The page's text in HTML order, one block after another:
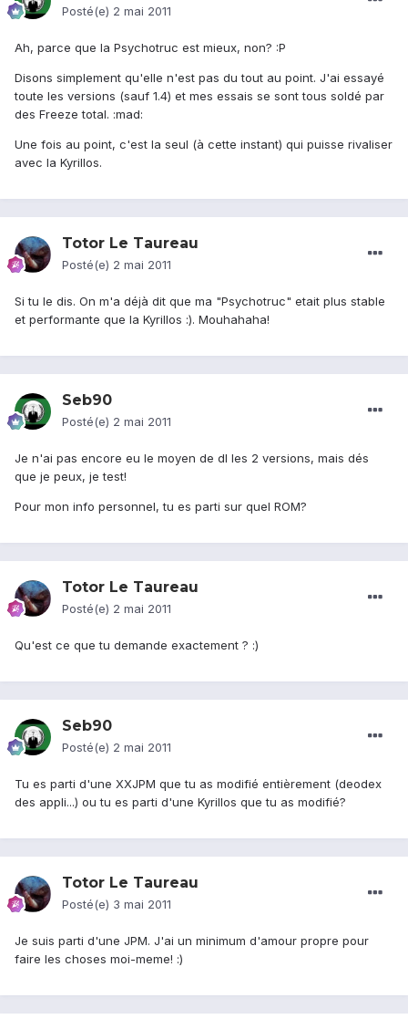
Posté(e) 2 mai 2011
Ah, parce que la Psychotruc est mieux, non? :P
Disons simplement qu'elle n'est pas du tout au point. J'ai essayé
toute les versions (sauf 1.4) et mes essais se sont tous soldé par
des Freeze total. :mad:
Une fois au point, c'est la seul (à cette instant) qui puisse rivaliser
avec la Kyrillos.
Totor Le Taureau
Posté(e) 2 mai 2011
Si tu le dis. On m'a déjà dit que ma "Psychotruc" etait plus stable
et performante que la Kyrillos :). Mouhahaha!
Seb90
Posté(e) 2 mai 2011
Je n'ai pas encore eu le moyen de dl les 2 versions, mais dés
que je peux, je test!
Pour mon info personnel, tu es parti sur quel ROM?
Totor Le Taureau
Posté(e) 2 mai 2011
Qu'est ce que tu demande exactement ? :)
Seb90
Posté(e) 2 mai 2011
Tu es parti d'une XXJPM que tu as modifié entièrement (deodex
des appli...) ou tu es parti d'une Kyrillos que tu as modifié?
Totor Le Taureau
Posté(e) 3 mai 2011
Je suis parti d'une JPM. J'ai un minimum d'amour propre pour
faire les choses moi-meme! :)